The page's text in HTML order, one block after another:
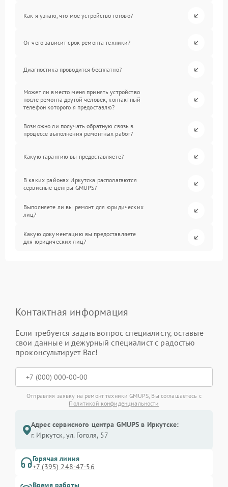
Как я узнаю, что мое устройство готово?
От чего зависит срок ремонта техники?
Диагностика проводится бесплатно?
Может ли вместо меня принять устройство
после ремонта другой человек, контактный
телефон которого я предоставлю?
Возможно ли получать обратную связь в
процессе выполнения ремонтных работ?
Какую гарантию вы предоставляете?
В каких районах Иркутска располагаются
сервисные центры GMUPS?
Выполняете ли вы ремонт для юридических
лиц?
Какую документацию вы предоставляете
для юридических лиц?
Контактная информация
Если требуется задать вопрос специалисту, оставьте
свои данные и дежурный специалист с радостью
проконсультирует Вас!
Отправляя заявку на ремонт техники GMUPS, Вы соглашаетесь с
Политикой конфиденциальности
Адрес сервисного центра GMUPS в Иркутске:
г. Иркутск, ул. ​Гоголя, 57
Горячая линия
+7 (395) 248-47-56
Время работы